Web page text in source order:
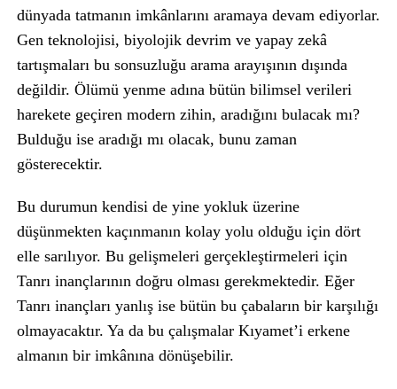
dünyada tatmanın imkânlarını aramaya devam ediyorlar.
Gen teknolojisi, biyolojik devrim ve yapay zekâ
tartışmaları bu sonsuzluğu arama arayışının dışında
değildir. Ölümü yenme adına bütün bilimsel verileri
harekete geçiren modern zihin, aradığını bulacak mı?
Bulduğu ise aradığı mı olacak, bunu zaman
gösterecektir.
Bu durumun kendisi de yine yokluk üzerine
düşünmekten kaçınmanın kolay yolu olduğu için dört
elle sarılıyor. Bu gelişmeleri gerçekleştirmeleri için
Tanrı inançlarının doğru olması gerekmektedir. Eğer
Tanrı inançları yanlış ise bütün bu çabaların bir karşılığı
olmayacaktır. Ya da bu çalışmalar Kıyamet’i erkene
almanın bir imkânına dönüşebilir.